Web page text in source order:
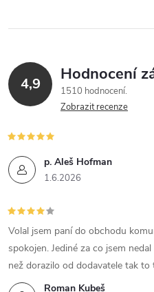
4,9 Hodnocení
1510 hodnocení
Zobrazit recenze
p. Aleš Hofman
1.6.2026
Roman Kubeš
Volal jsem paní do obchodu
spokojen. Jediné za co jsem
než dorazilo od dodavatele tak to